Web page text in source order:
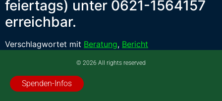
feiertags) unter 0621-1564157
erreichbar.
Verschlagwortet mit Beratung, Bericht
© 2026 All rights reserved
Spenden-Infos